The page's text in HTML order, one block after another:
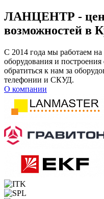
ЛАНЦЕНТР -
возможностей в
С 2014 года мы работаем
оборудования и
обратиться к нам за
телефонии и СКУД.
О компании